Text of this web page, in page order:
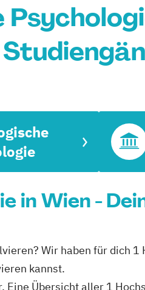
in Wien -
Wir haben für dich
kannst.
Übersicht aller 1